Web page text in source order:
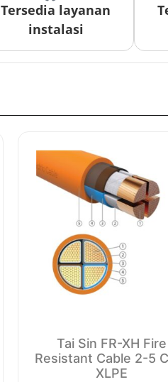
Tersedia layanan
instalasi
Tai Sin FR-XH Fire
Resistant Cable 2-5
XLPE